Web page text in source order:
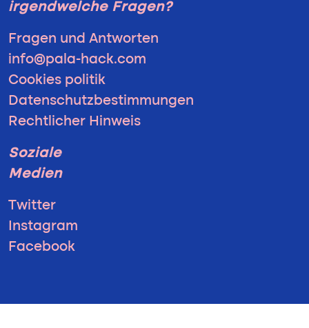
irgendwelche Fragen?
Fragen und Antworten
info@pala-hack.com
Cookies politik
Datenschutzbestimmungen
Rechtlicher Hinweis
Soziale
Medien
Twitter
Instagram
Facebook